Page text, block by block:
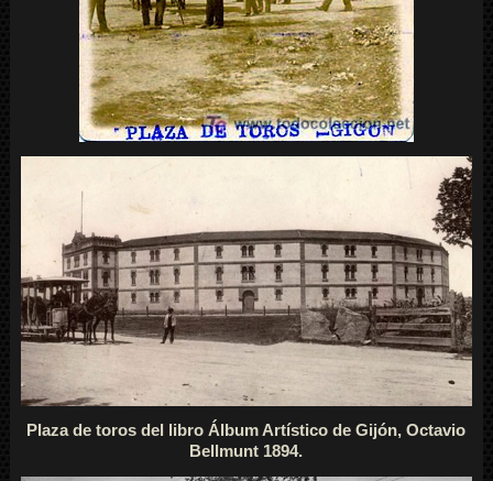
Plaza de toros del libro Álbum Artístico de Gijón, Octavio
Bellmunt 1894.